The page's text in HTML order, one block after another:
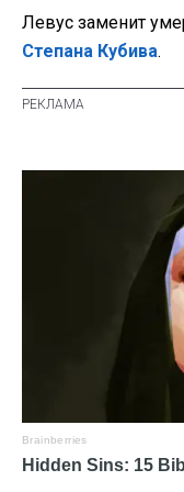
Левус заменит
Степана Кубива.